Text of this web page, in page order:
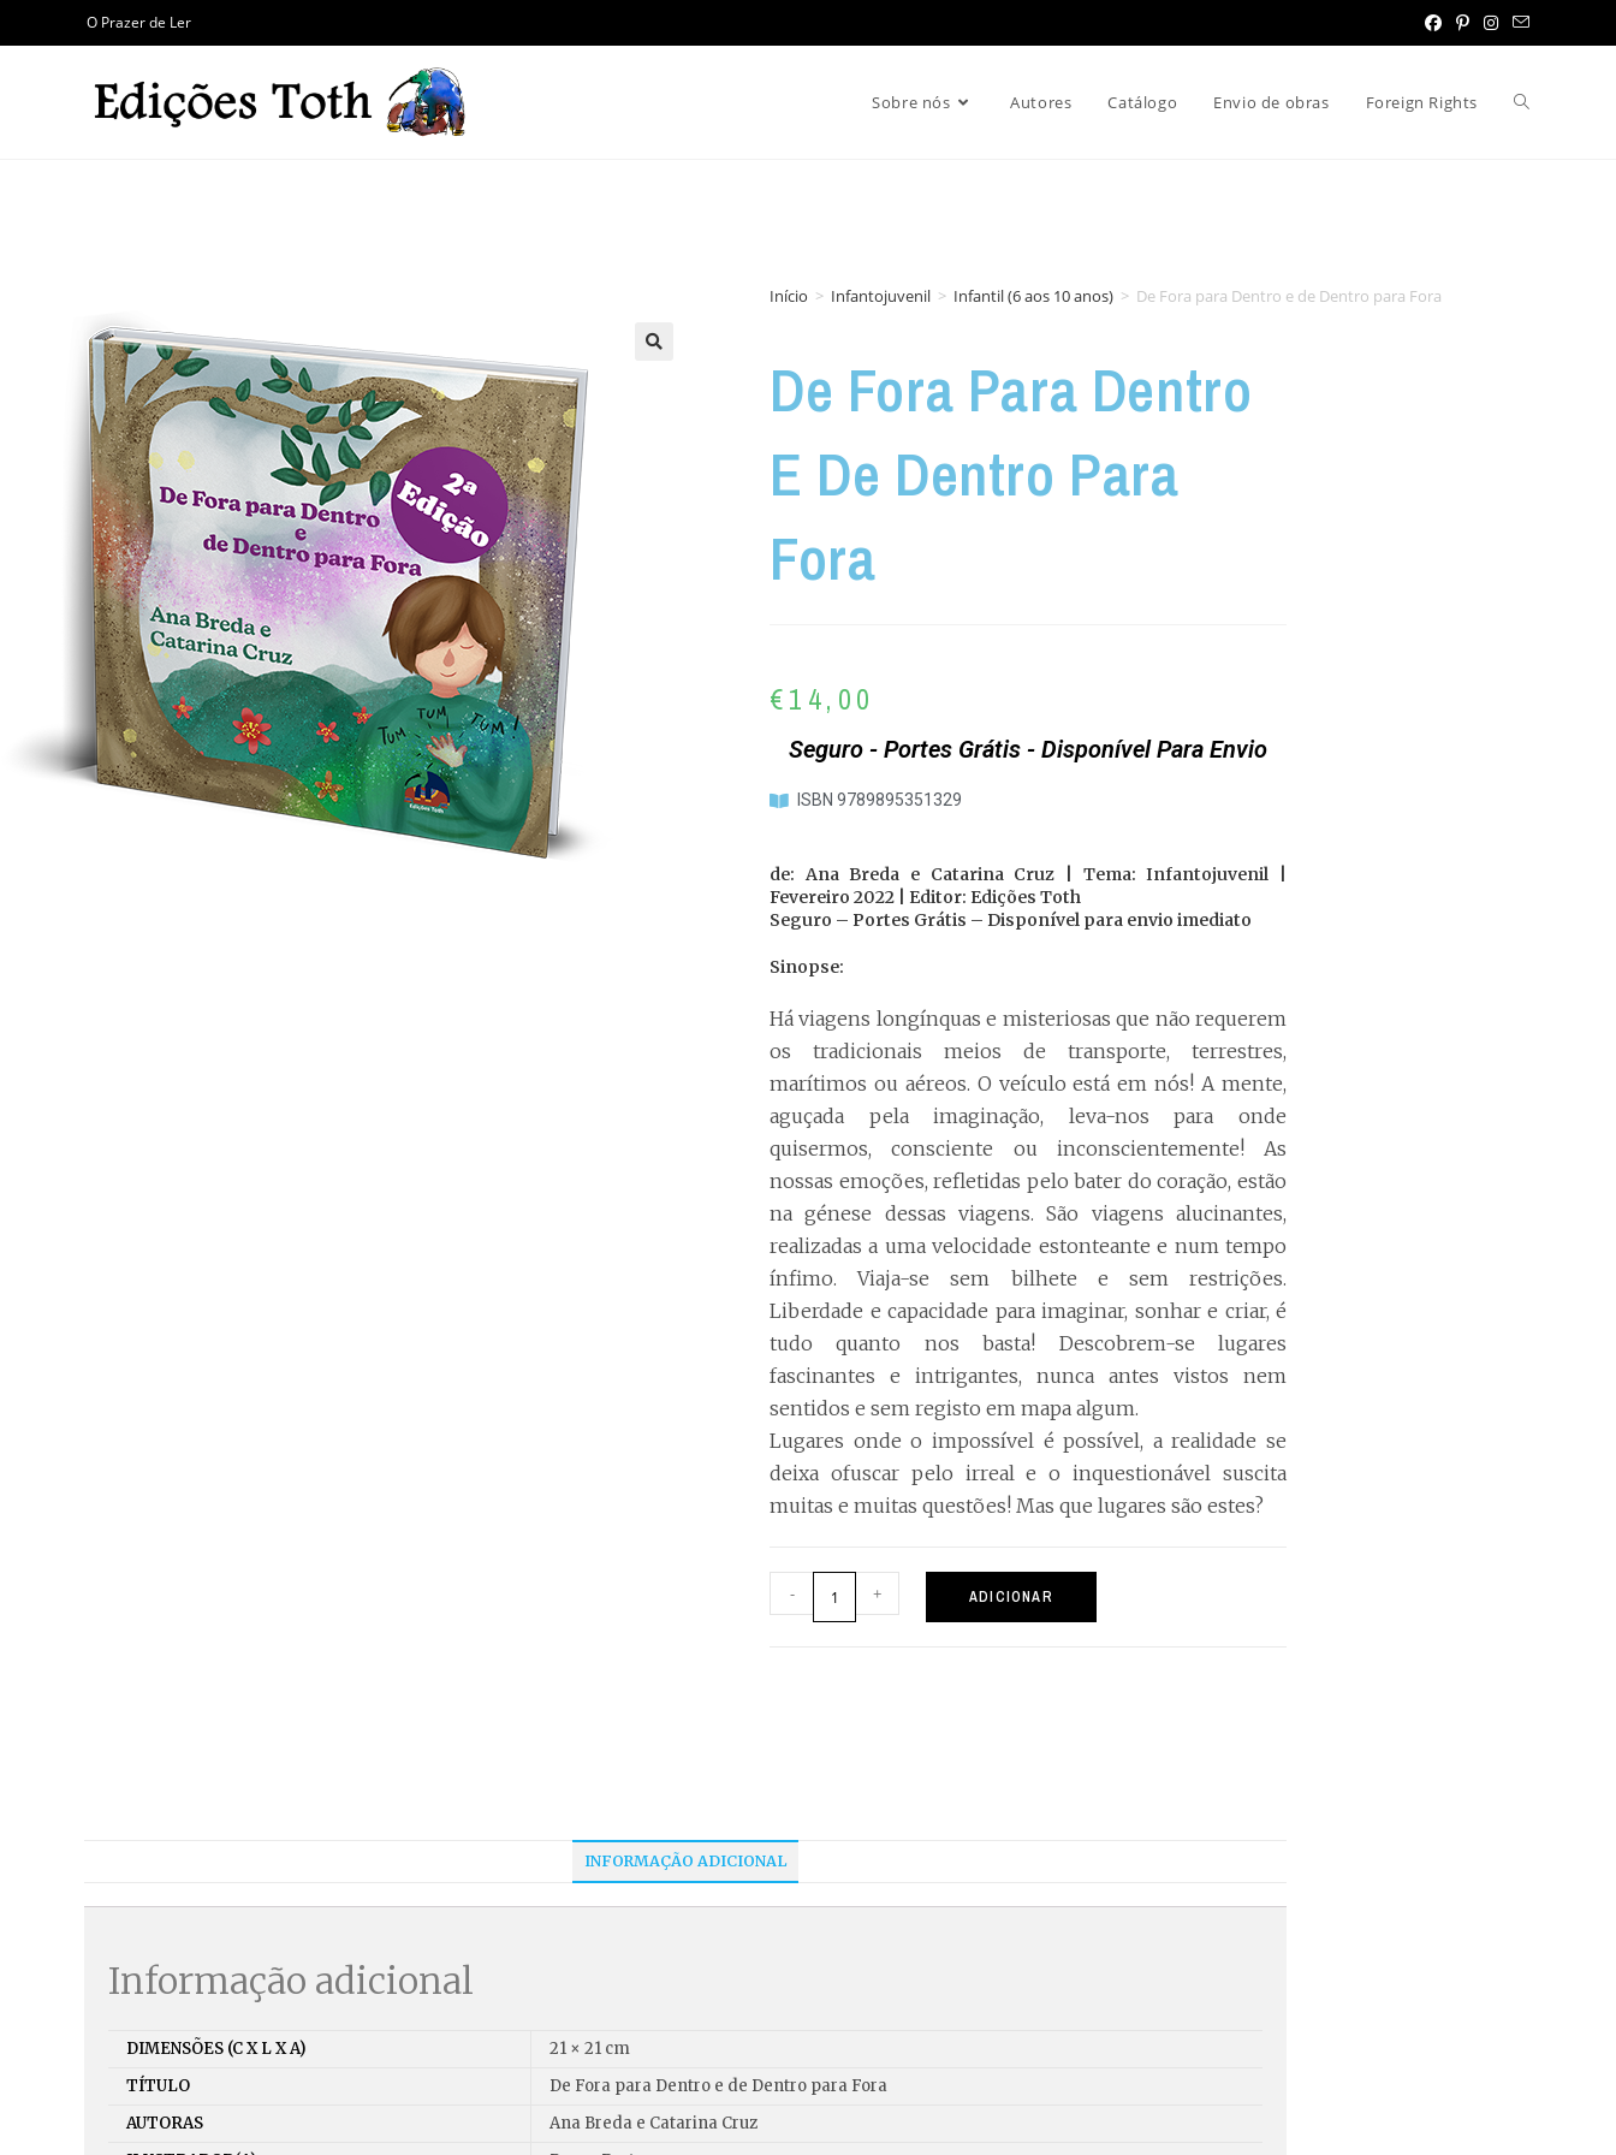
O Prazer de Ler
Sobre nós Autores Catálogo Envio de obras Foreign Rights
Início > Infantojuvenil > Infantil (6 aos 10 anos) > De Fora para Dentro e de Dentro para Fora
De Fora Para Dentro
E De Dentro Para
Fora
€14,00
Seguro - Portes Grátis - Disponível Para Envio
ISBN 9789895351329
de: Ana Breda e Catarina Cruz | Tema: Infantojuvenil |
Fevereiro 2022 | Editor: Edições Toth
Seguro – Portes Grátis – Disponível para envio imediato
Sinopse:
Há viagens longínquas e misteriosas que não requerem
os tradicionais meios de transporte, terrestres,
marítimos ou aéreos. O veículo está em nós! A mente,
aguçada pela imaginação, leva-nos para onde
quisermos, consciente ou inconscientemente! As
nossas emoções, refletidas pelo bater do coração, estão
na génese dessas viagens. São viagens alucinantes,
realizadas a uma velocidade estonteante e num tempo
ínfimo. Viaja-se sem bilhete e sem restrições.
Liberdade e capacidade para imaginar, sonhar e criar, é
tudo quanto nos basta! Descobrem-se lugares
fascinantes e intrigantes, nunca antes vistos nem
sentidos e sem registo em mapa algum.
Lugares onde o impossível é possível, a realidade se
deixa ofuscar pelo irreal e o inquestionável suscita
muitas e muitas questões! Mas que lugares são estes?
- + ADICIONAR
INFORMAÇÃO ADICIONAL
Informação adicional
DIMENSÕES (C X L X A)
21 × 21 cm
TÍTULO
De Fora para Dentro e de Dentro para Fora
AUTORAS
Ana Breda e Catarina Cruz